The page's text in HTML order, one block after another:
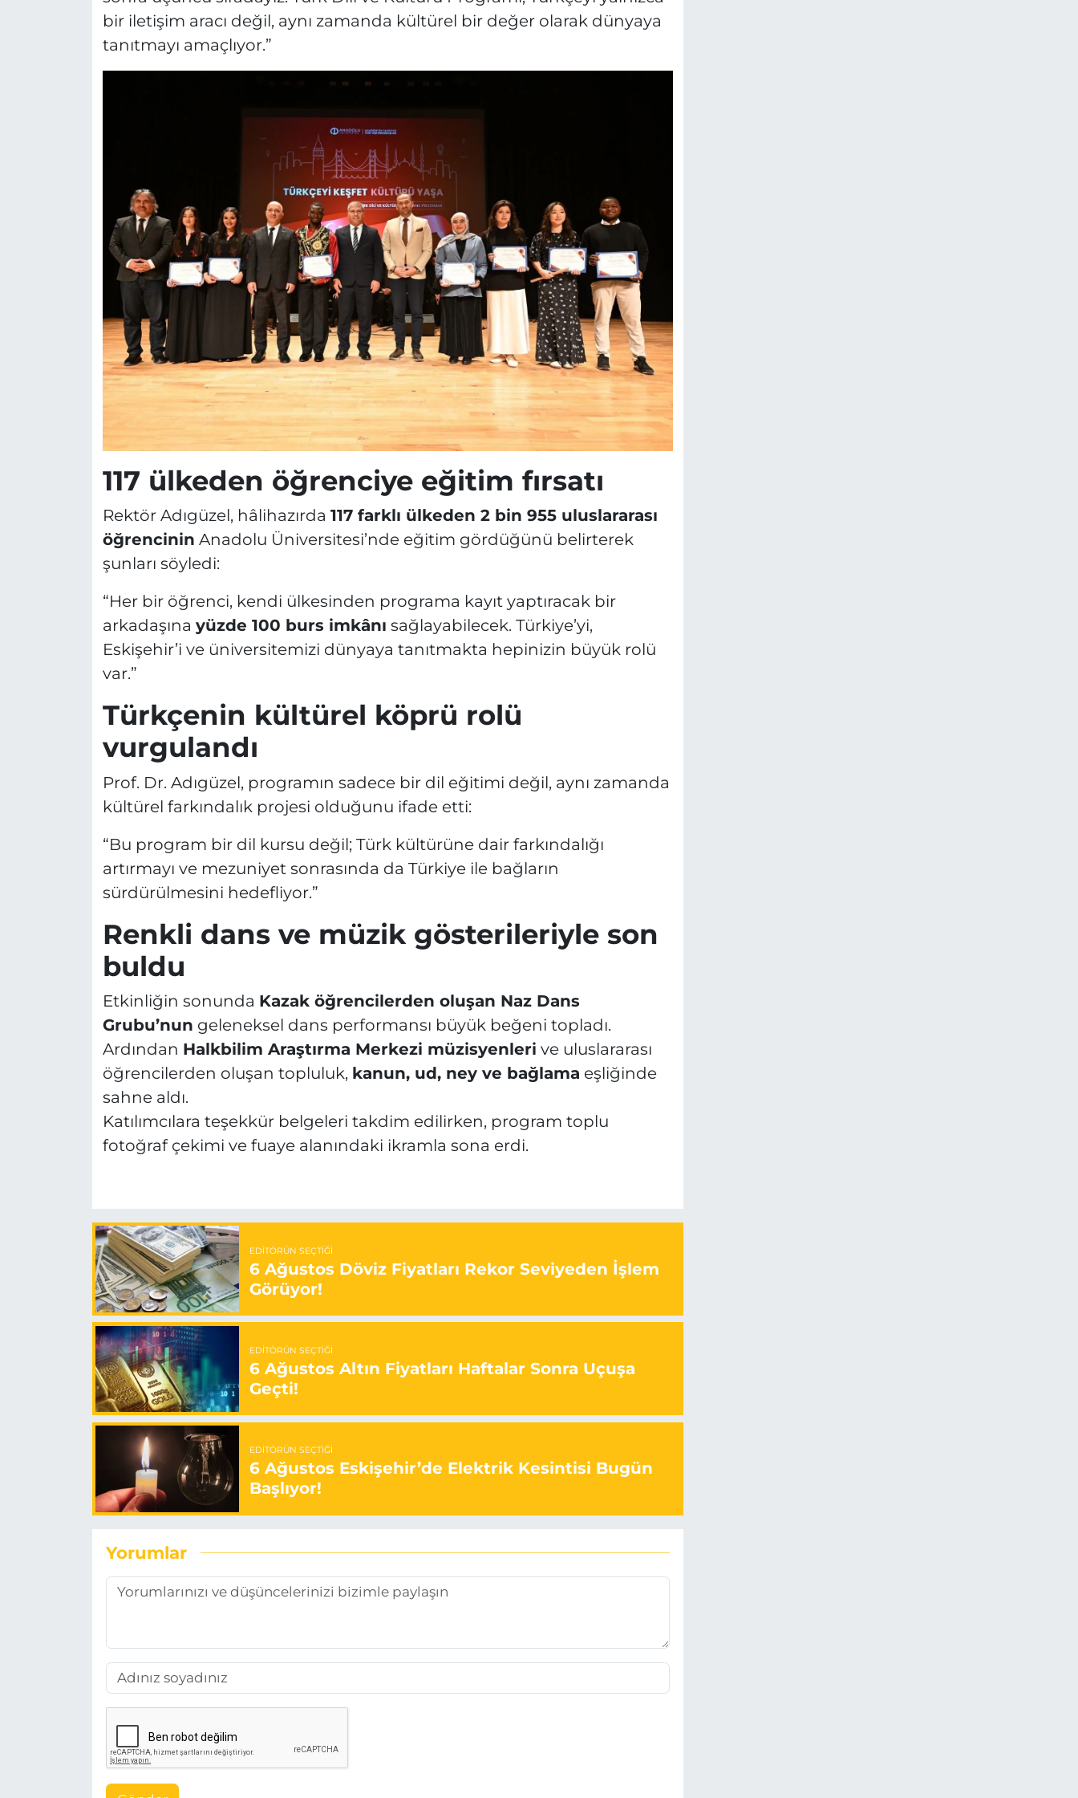
bir iletişim aracı değil, aynı zamanda kültürel bir değer olarak dünyaya
tanıtmayı amaçlıyor.”
117 ülkeden öğrenciye eğitim fırsatı
Rektör Adıgüzel, hâlihazırda 117 farklı ülkeden 2 bin 955 uluslararası
öğrencinin Anadolu Üniversitesi’nde eğitim gördüğünü belirterek
şunları söyledi:
“Her bir öğrenci, kendi ülkesinden programa kayıt yaptıracak bir
arkadaşına yüzde 100 burs imkânı sağlayabilecek. Türkiye’yi,
Eskişehir’i ve üniversitemizi dünyaya tanıtmakta hepinizin büyük rolü
var.”
Türkçenin kültürel köprü rolü
vurgulandı
Prof. Dr. Adıgüzel, programın sadece bir dil eğitimi değil, aynı zamanda
kültürel farkındalık projesi olduğunu ifade etti:
“Bu program bir dil kursu değil; Türk kültürüne dair farkındalığı
artırmayı ve mezuniyet sonrasında da Türkiye ile bağların
sürdürülmesini hedefliyor.”
Renkli dans ve müzik gösterileriyle son
buldu
Etkinliğin sonunda Kazak öğrencilerden oluşan Naz Dans
Grubu’nun geleneksel dans performansı büyük beğeni topladı.
Ardından Halkbilim Araştırma Merkezi müzisyenleri ve uluslararası
öğrencilerden oluşan topluluk, kanun, ud, ney ve bağlama eşliğinde
sahne aldı.
Katılımcılara teşekkür belgeleri takdim edilirken, program toplu
fotoğraf çekimi ve fuaye alanındaki ikramla sona erdi.
EDITÖRÜN SEÇTIĞI
6 Ağustos Döviz Fiyatları Rekor Seviyeden İşlem
Görüyor!
EDITÖRÜN SEÇTIĞI
6 Ağustos Altın Fiyatları Haftalar Sonra Uçuşa
Geçti!
EDITÖRÜN SEÇTIĞI
6 Ağustos Eskişehir’de Elektrik Kesintisi Bugün
Başlıyor!
Yorumlar